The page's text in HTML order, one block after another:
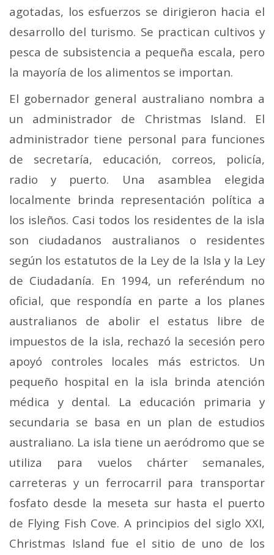
agotadas, los esfuerzos se dirigieron hacia el
desarrollo del turismo. Se practican cultivos y
pesca de subsistencia a pequeña escala, pero
la mayoría de los alimentos se importan.
El gobernador general australiano nombra a
un administrador de Christmas Island. El
administrador tiene personal para funciones
de secretaría, educación, correos, policía,
radio y puerto. Una asamblea elegida
localmente brinda representación política a
los isleños. Casi todos los residentes de la isla
son ciudadanos australianos o residentes
según los estatutos de la Ley de la Isla y la Ley
de Ciudadanía. En 1994, un referéndum no
oficial, que respondía en parte a los planes
australianos de abolir el estatus libre de
impuestos de la isla, rechazó la secesión pero
apoyó controles locales más estrictos. Un
pequeño hospital en la isla brinda atención
médica y dental. La educación primaria y
secundaria se basa en un plan de estudios
australiano. La isla tiene un aeródromo que se
utiliza para vuelos chárter semanales,
carreteras y un ferrocarril para transportar
fosfato desde la meseta sur hasta el puerto
de Flying Fish Cove. A principios del siglo XXI,
Christmas Island fue el sitio de uno de los